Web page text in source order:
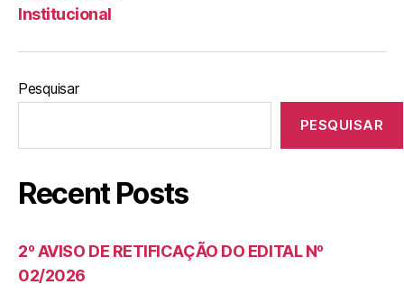
Institucional
Pesquisar
PESQUISAR
Recent Posts
2º AVISO DE RETIFICAÇÃO DO EDITAL Nº
02/2026